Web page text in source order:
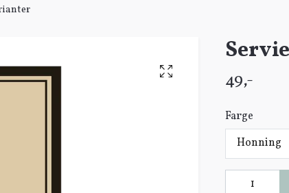
49,-
Farge
Honning